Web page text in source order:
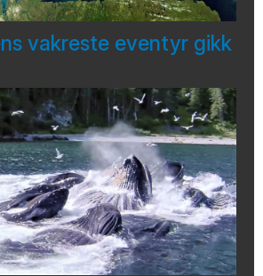
vakreste eventyr gikk